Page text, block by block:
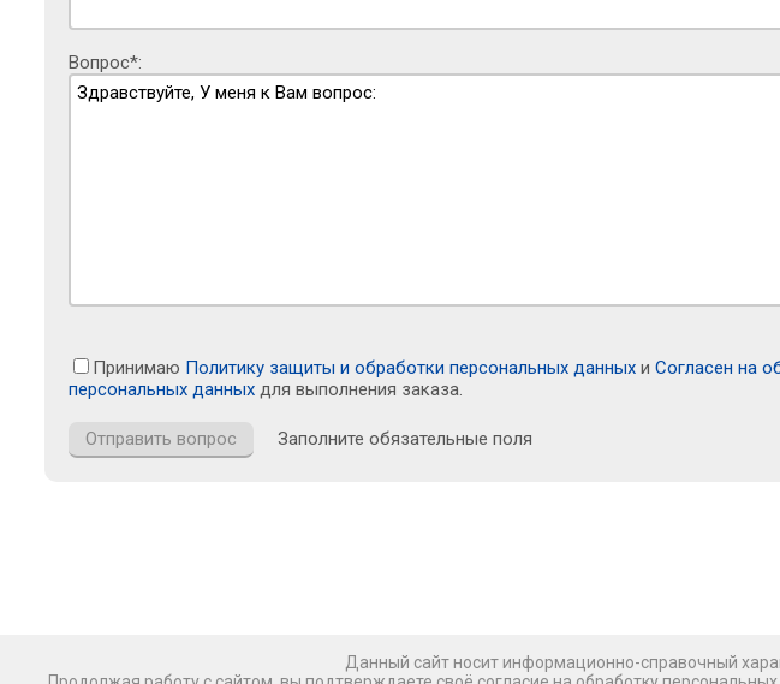
Вопрос*:
Принимаю Политику защиты и обработки персональных данных и Согласен на
персональных данных для выполнения заказа.
Заполните обязательные поля
Данный сайт носит информационно-справочный